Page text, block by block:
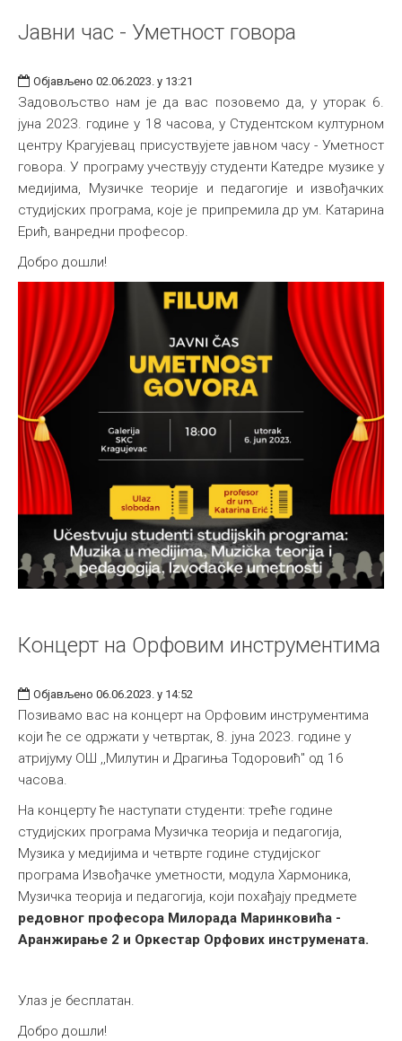
Jавни час - Уметност говора
Објављено 02.06.2023. у 13:21
Задовољство нам је да вас позовемо да, у уторак 6.
јуна 2023. године у 18 часова, у Студентском културном
центру Крагујевац присуствујете јавном часу - Уметност
говора. У програму учествују студенти Катедре музике у
медијима, Музичке теорије и педагогије и извођачких
студијских програма, које је припремила др ум. Катарина
Ерић, ванредни професор.
Добро дошли!
Концерт на Орфовим инструментима
Објављено 06.06.2023. у 14:52
Позивамо вас на концерт на Орфовим инструментима
који ће се одржати у четвртак, 8. јуна 2023. године у
атријуму ОШ ,,Милутин и Драгиња Тодоровић" од 16
часова.
На концерту ће наступати студенти: треће године
студијских програма Музичка теорија и педагогија,
Музика у медијима и четврте године студијског
програма Извођачке уметности, модула Хармоника,
Музичка теорија и педагогија, који похађају предмете
редовног професора Милорада Маринковића -
Аранжирање 2 и Оркестар Орфових инструмената.
Улаз је бесплатан.
Добро дошли!